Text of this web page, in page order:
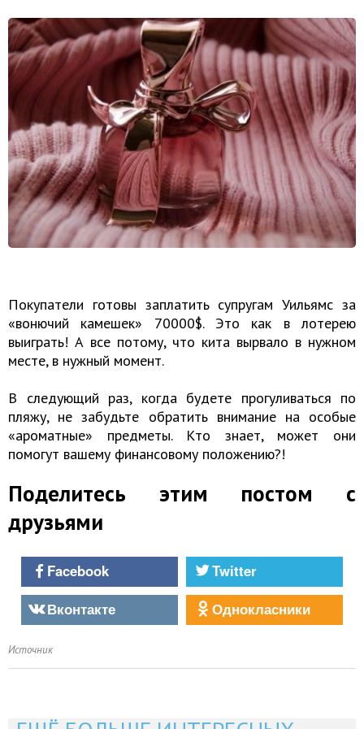
Покупатели готовы заплатить супругам Уильямс за
«вонючий камешек» 70000$. Это как в лотерею
выиграть! А все потому, что кита вырвало в нужном
месте, в нужный момент.
В следующий раз, когда будете прогуливаться по
пляжу, не забудьте обратить внимание на особые
«ароматные» предметы. Кто знает, может они
помогут вашему финансовому положению?!
Поделитесь этим постом с
друзьями
Facebook
Twitter
Вконтакте
Однокласники
Источник